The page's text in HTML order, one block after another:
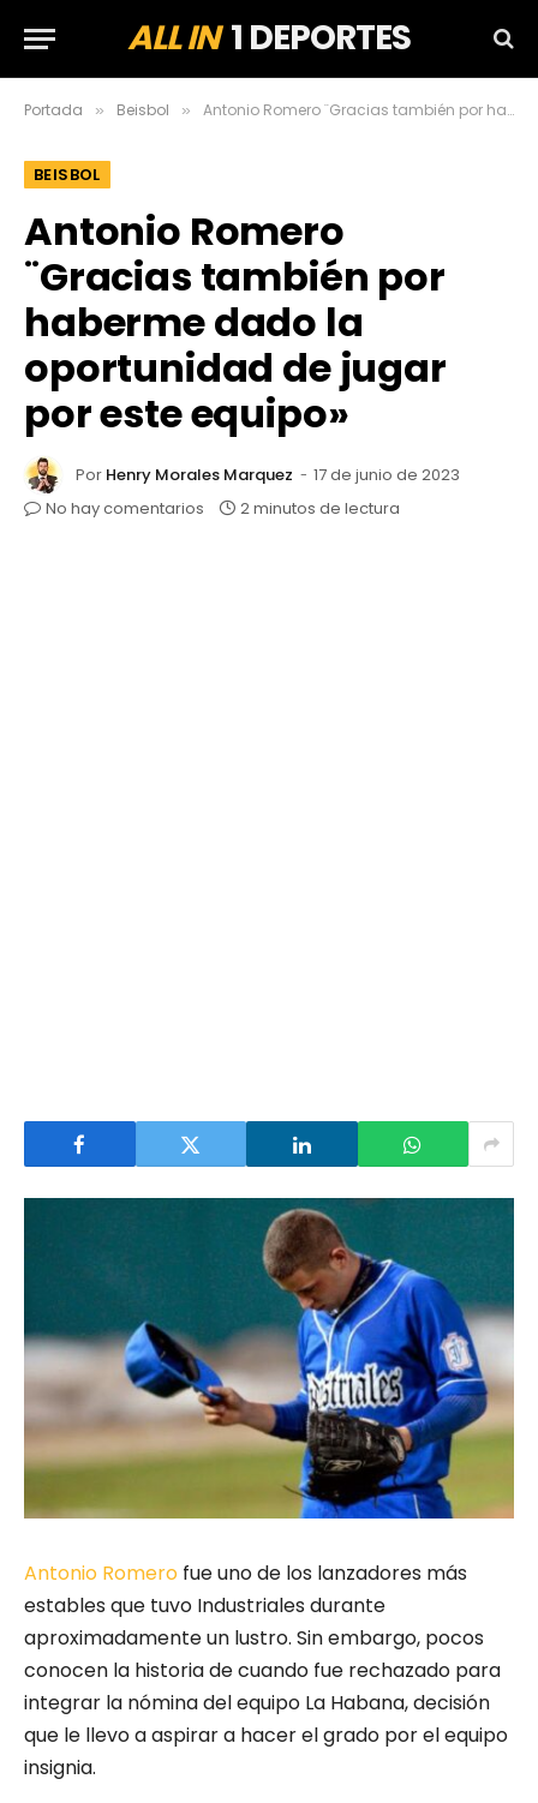
ALL IN1 DEPORTES
Portada » Beisbol » Antonio Romero ¨Gracias también por haberme dado la oportunidad de jugar por este equipo»
BEISBOL
Antonio Romero
¨Gracias también por
haberme dado la
oportunidad de jugar
por este equipo»
Por Henry Morales Marquez
17 de junio de 2023
No hay comentarios
2 minutos de lectura
Antonio Romero fue uno de los lanzadores más
estables que tuvo Industriales durante
aproximadamente un lustro. Sin embargo, pocos
conocen la historia de cuando fue rechazado para
integrar la nómina del equipo La Habana, decisión
que le llevo a aspirar a hacer el grado por el equipo
insignia.